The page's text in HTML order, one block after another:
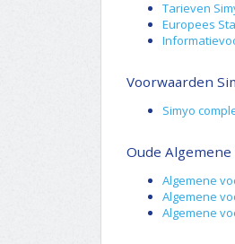
Tarieven
Europees
Voorwaarden
Simyo
Oude
Algemene
Algemene
Algemene